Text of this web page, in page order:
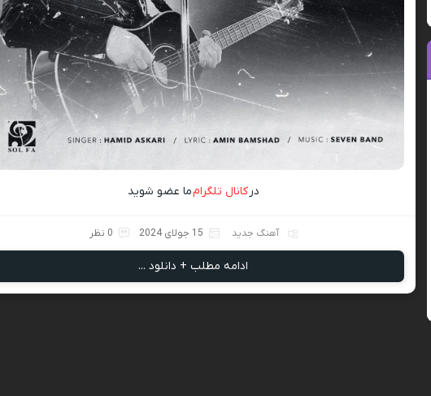
درکانال تلگرامما عضو شوید
آهنگ جدید 15 جولای 2024 0 نظر
ادامه مطلب + دانلود ...